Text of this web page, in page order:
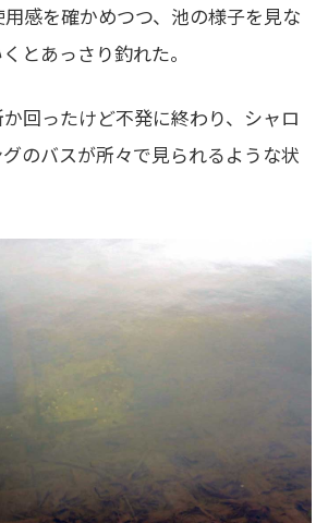
感を確かめつつ、池の様子を見な
とあっさり釣れた。
回ったけど不発に終わり、シャロ
のバスが所々で見られるような状